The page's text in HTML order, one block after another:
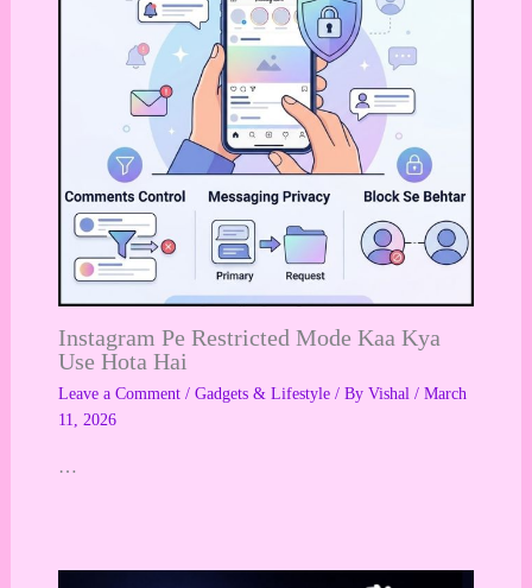
Instagram Pe Restricted Mode Kaa Kya
Use Hota Hai
Leave a Comment / Gadgets & Lifestyle/ By Vishal / March
11, 2026
…